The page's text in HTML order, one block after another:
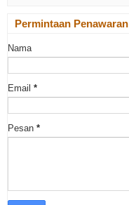
Permintaan Penawaran
Nama
Email *
Pesan *